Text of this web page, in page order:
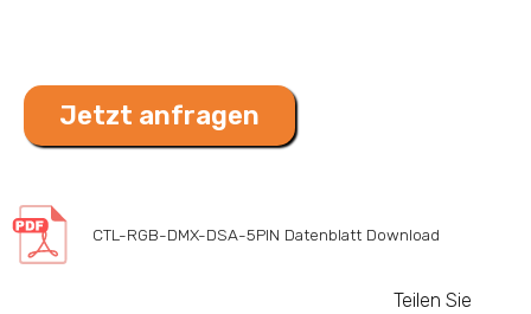
Jetzt anfragen
CTL-RGB-DMX-DSA-5PIN Datenblatt Download
Teilen Sie